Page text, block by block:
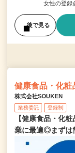
女性の登
後で見る
健康食品・化粧
株式会社SOUKEN
業務委託 登録制
【健康食品・化
業に最適◎まずは